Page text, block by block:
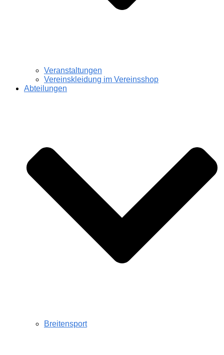
Veranstaltungen
Vereinskleidung im Vereinsshop
Abteilungen
Breitensport